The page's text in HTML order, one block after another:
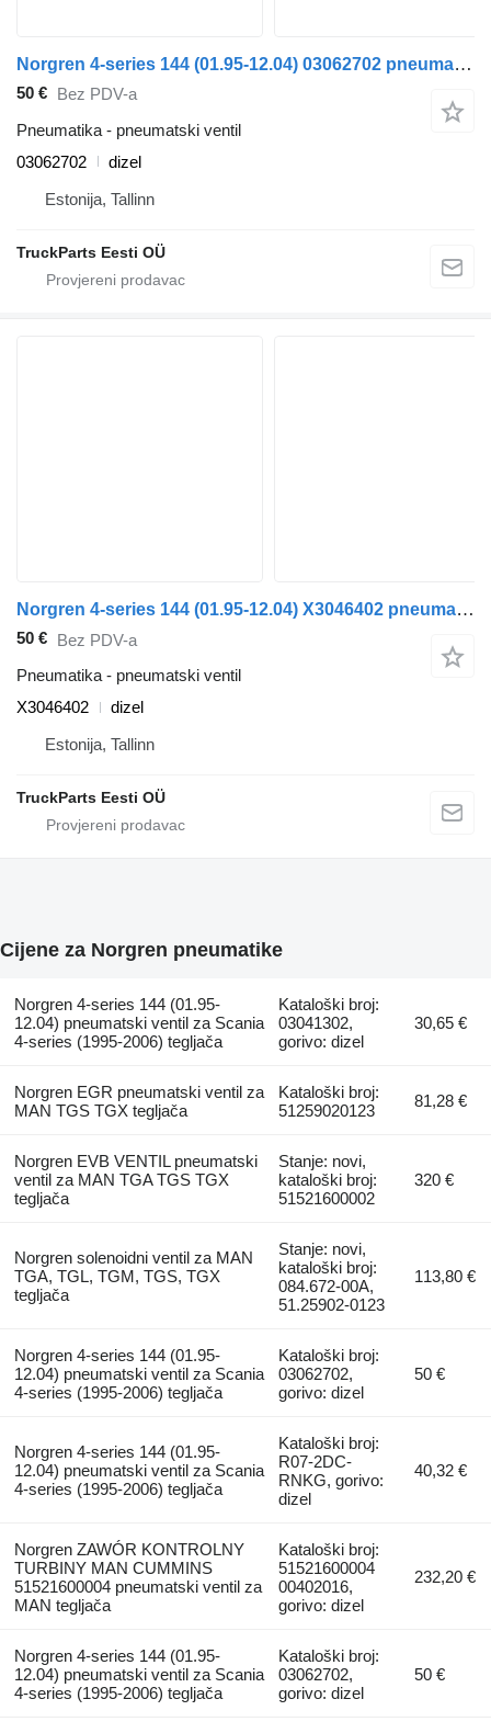
Norgren 4-series 144 (01.95-12.04) 03062702 pneumatski ventil za Scania 4-series (1995-2006) tegljača
50 € Bez PDV-a
Pneumatika - pneumatski ventil
03062702
dizel
Estonija, Tallinn
TruckParts Eesti OÜ
Norgren 4-series 144 (01.95-12.04) X3046402 pneumatski ventil za Scania 4-series (1995-2006) tegljača
50 € Bez PDV-a
Pneumatika - pneumatski ventil
X3046402
dizel
Estonija, Tallinn
TruckParts Eesti OÜ
Cijene za Norgren pneumatikе
Norgren 4-series 144 (01.95-
12.04) pneumatski ventil za Scania
4-series (1995-2006) tegljača
Kataloški broj:
03041302,
gorivo: dizel
30,65 €
Norgren EGR pneumatski ventil za
MAN TGS TGX tegljača
Kataloški broj:
51259020123
81,28 €
Norgren EVB VENTIL pneumatski
ventil za MAN TGA TGS TGX
tegljača
Stanje: novi,
kataloški broj:
51521600002
320 €
Norgren solenoidni ventil za MAN
TGA, TGL, TGM, TGS, TGX
tegljača
Stanje: novi,
kataloški broj:
084.672-00A,
51.25902-0123
113,80 €
Norgren 4-series 144 (01.95-
12.04) pneumatski ventil za Scania
4-series (1995-2006) tegljača
Kataloški broj:
03062702,
gorivo: dizel
50 €
Norgren 4-series 144 (01.95-
12.04) pneumatski ventil za Scania
4-series (1995-2006) tegljača
Kataloški broj:
R07-2DC-
RNKG, gorivo:
dizel
40,32 €
Norgren ZAWÓR KONTROLNY
TURBINY MAN CUMMINS
51521600004 pneumatski ventil za
MAN tegljača
Kataloški broj:
51521600004
00402016,
gorivo: dizel
232,20 €
Norgren 4-series 144 (01.95-
12.04) pneumatski ventil za Scania
4-series (1995-2006) tegljača
Kataloški broj:
03062702,
gorivo: dizel
50 €